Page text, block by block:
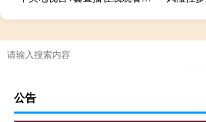
公告